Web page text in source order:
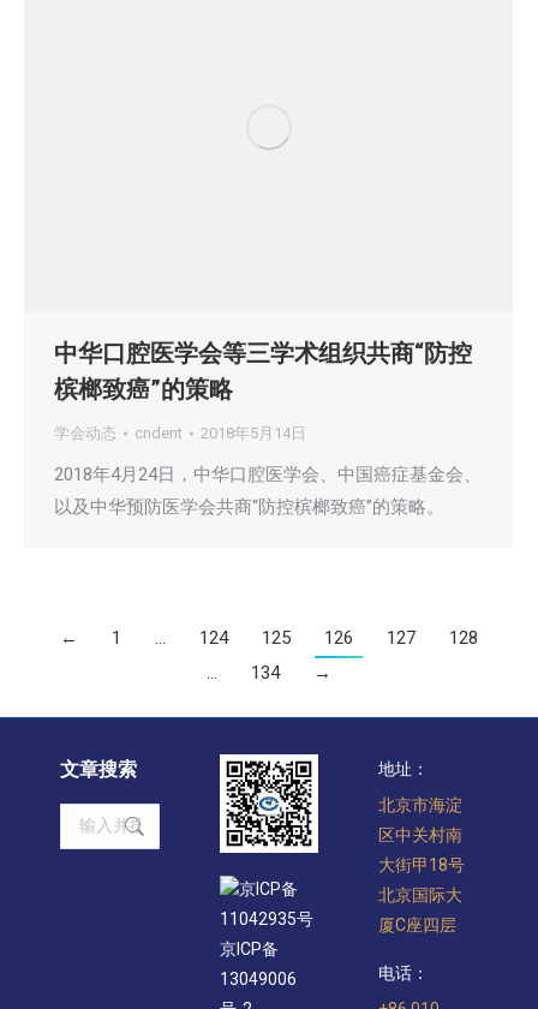
中华口腔医学会等三学术组织共商“防控
槟榔致癌”的策略
学会动态 cndent 2018年5月14日
2018年4月24日，中华口腔医学会、中国癌症基金会、
以及中华预防医学会共商“防控槟榔致癌”的策略。
← 1 124 125 126 127
128
134 →
文章搜索
Search:
京ICP备
11042935号
京ICP备
13049006
地址：
北京市海淀
区中关村南
大街甲18号
北京国际大
厦C座四层
电话：